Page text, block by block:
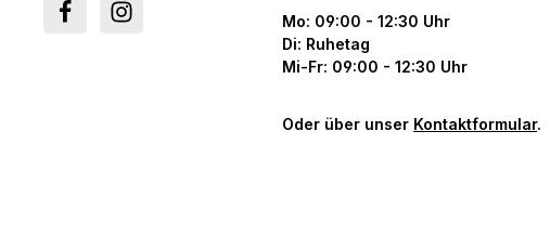
Mo: 09:00 - 12:30 Uhr
Di: Ruhetag
Mi-Fr: 09:00 - 12:30 Uhr
Oder über unser Kontaktformular.